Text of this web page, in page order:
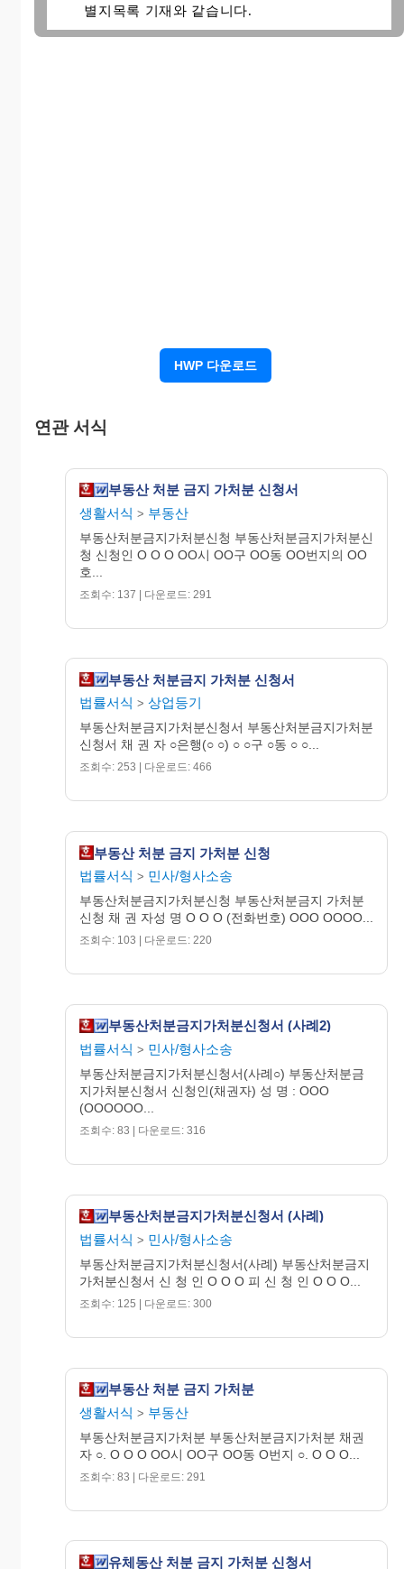
별지목록 기재와 같습니다.
른 것입니다.
3. 신청인은 ○○보증보험주식회사 ○○지점
지급보증위탁계약을 체결한 문서를 제출하
는 방법에 의하여 담보를 제공할 것을 허가
첨 부 서 류
1. 매매계약서 사본 1통
1. 영수증 사본 2통
1. 부동산등기부등본
위 채권자 O O O ��
별 지 목 록
가처분 할 부동산의 표시
주 소 :
HWP 다운로드
연관 서식
부동산 처분 금지 가처분 신청서
생활서식 > 부동산
부동산처분금지가처분신청 부동산처분금지가처분신
청 신청인 O O O OO시 OO구 OO동 OO번지의 OO
호...
조회수: 137 | 다운로드: 291
부동산 처분금지 가처분 신청서
법률서식 > 상업등기
부동산처분금지가처분신청서 부동산처분금지가처분
신청서 채 권 자 ○은행(○ ○) ○ ○구 ○동 ○ ○...
조회수: 253 | 다운로드: 466
부동산 처분 금지 가처분 신청
법률서식 > 민사/형사소송
부동산처분금지가처분신청 부동산처분금지 가처분
신청 채 권 자성 명 O O O (전화번호) OOO OOOO...
조회수: 103 | 다운로드: 220
부동산처분금지가처분신청서 (사례2)
법률서식 > 민사/형사소송
부동산처분금지가처분신청서(사례○) 부동산처분금
지가처분신청서 신청인(채권자) 성 명 : OOO
(OOOOOO...
조회수: 83 | 다운로드: 316
부동산처분금지가처분신청서 (사례)
법률서식 > 민사/형사소송
부동산처분금지가처분신청서(사례) 부동산처분금지
가처분신청서 신 청 인 O O O 피 신 청 인 O O O...
조회수: 125 | 다운로드: 300
부동산 처분 금지 가처분
생활서식 > 부동산
부동산처분금지가처분 부동산처분금지가처분 채권
자 ○. O O O OO시 OO구 OO동 O번지 ○. O O O...
조회수: 83 | 다운로드: 291
유체동산 처분 금지 가처분 신청서